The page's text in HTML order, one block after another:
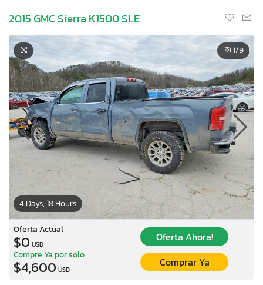
2015 GMC Sierra K1500 SLE
4 Days, 18 Hours
1/9
Oferta Actual
$0 USD
Oferta Ahora!
Compre Ya por solo
$4,600 USD
Comprar Ya